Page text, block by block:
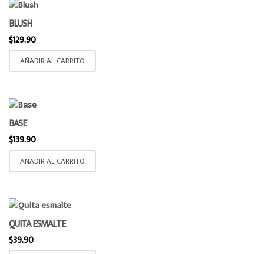
BLUSH
$129.90
AÑADIR AL CARRITO
BASE
$139.90
AÑADIR AL CARRITO
QUITA ESMALTE
$39.90